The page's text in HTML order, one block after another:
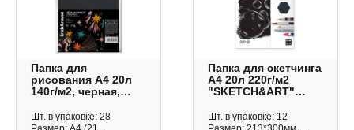
Папка для
рисования А4 20л
140г/м2, черная,
Erich Krause
Шт. в упаковке: 28
Папка для скетчинга
А4 20л 220г/м2
"SKETCH&ART"
Bruno Visconti
Шт. в упаковке: 12